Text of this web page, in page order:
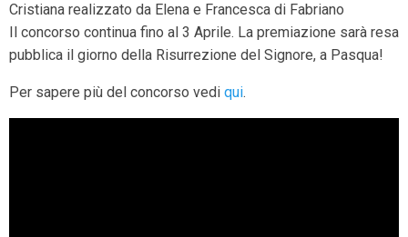
Cristiana realizzato da Elena e Francesca di Fabriano
Il concorso continua fino al 3 Aprile. La premiazione sarà resa
pubblica il giorno della Risurrezione del Signore, a Pasqua!
Per sapere più del concorso vedi qui.